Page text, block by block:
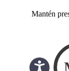
Mantén